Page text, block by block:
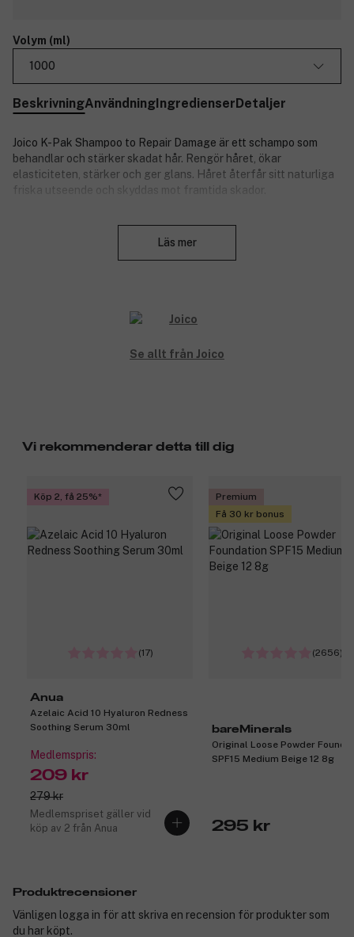
Volym (ml)
1000
BeskrivningAnvändningIngredienserDetaljer
Joico K-Pak Shampoo to Repair Damage är ett schampo som
behandlar och stärker skadat hår. Rengör håret, ökar
elasticiteten, stärker och ger glans. Håret återfår sitt naturliga
friska utseende och skyddas mot framtida skador.
Läs mer
Se allt från Joico
Vi rekommenderar detta till dig
Köp 2, få 25%
(17)
Anua
Azelaic Acid 10 Hyaluron Redness
Soothing Serum 30ml
Medlemspris:
209 kr
279 kr
Medlemspriset gäller vid
köp av 2 från Anua
Premium
Få 30 kr bonus
(2656)
bareMinerals
Original Loose Powder
SPF15 Medium Beige 12 8g
295 kr
Produktrecensioner
Vänligen logga in för att skriva en recension för produkter som
du har köpt.